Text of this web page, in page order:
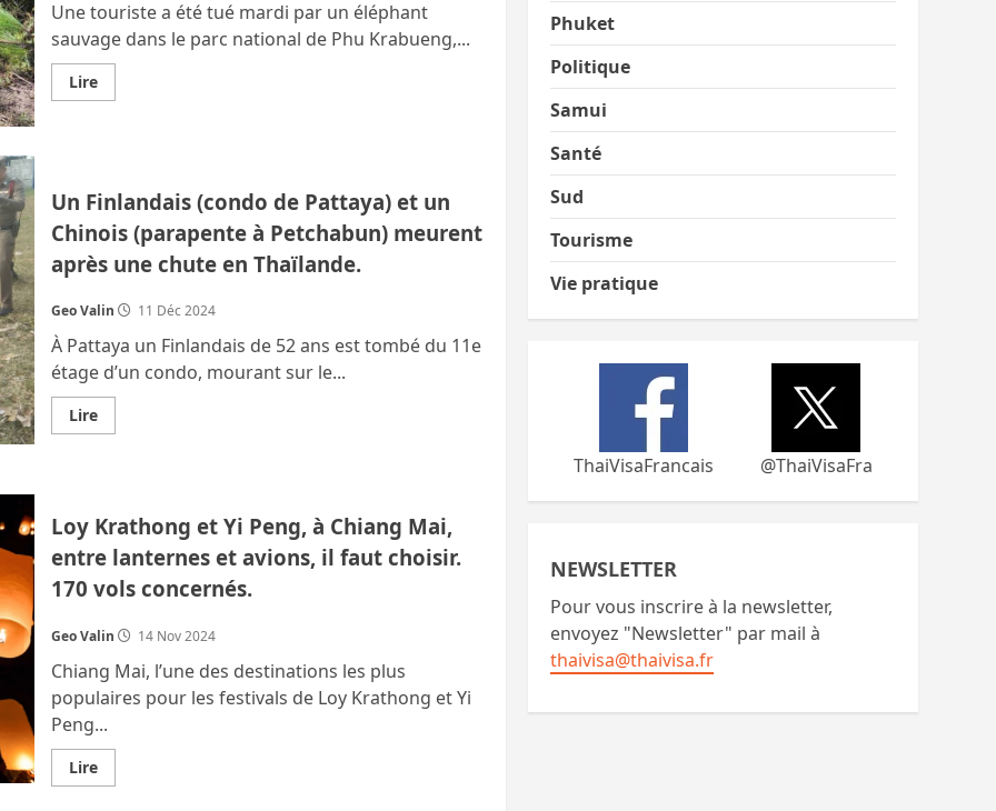
–
Chiang
Rai
Une touriste a été tué mardi par un éléphant
sauvage dans le parc national de Phu Krabueng,...
LireEn
savoir
par
un
éléphant
sauvage
Loei
Un Finlandais (condo de Pattaya) et un
Chinois (parapente à Petchabun) meurent
après une chute en Thaïlande.
Geo Valin 11 Déc 2024
À Pattaya un Finlandais de 52 ans est tombé du 11e
étage d’un condo, mourant sur le...
LireEn
savoir
de
Pattaya)
et
un
Chinois
(parapente
Petchabun)
meurent
après
une
chute
en
Thaïlande.
Loy Krathong et Yi Peng, à Chiang Mai,
entre lanternes et avions, il faut choisir.
170 vols concernés.
Geo Valin 14 Nov 2024
Chiang Mai, l’une des destinations les plus
populaires pour les festivals de Loy Krathong et Yi
Peng...
LireEn
savoir
Phuket
Politique
Samui
Santé
Sud
Tourisme
Vie pratique
ThaiVisaFrancais @ThaiVisaFra
NEWSLETTER
Pour vous inscrire à la newsletter,
envoyez "Newsletter" par mail à
thaivisa@thaivisa.fr